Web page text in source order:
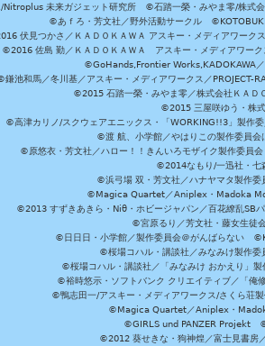
未来ガジェット研究所 ©石踏一榮・みやま零/株式
©あｆろ・芳文社／野外活動サークル
伏見つかさ／ＫＡＤＯＫＡＷＡ アスキー・メディアワー
©2016 佐島 勤／ＫＡＤＯＫＡＷＡ アスキー・メディアワ
©GoHands,Frontier Works,KADOKAWA
鎌池和馬／冬川基／アスキー・メディアワークス／
©2015 石踏一榮・みやま零／株式会社ＫＡＤ
©2015 三屋咲ゆう・株
©高津カリノ/スクウェアエニックス・「WORKING!!3」製作
©渡 航、小学館／やはりこの製作委員
©原悠衣・芳文社／ハロー！！きんいろモザイク製作委員
©2014なもり/一迅社・
©浜弓場 双・芳文社／ハナヤマタ製作
©Magica Quartet／Aniplex・Madoka
©2013 すずきあきら・Niθ・ホビージャパン／百花繚乱
©宮原るり／芳文社・藤女生徒
©日日日・小学館／製作委員会＠がんばらない
©桜場コハル・講談社／みなみけ製作
©桜場コハル・講談社／「みなみけ おかえり」
©裕時悠示・ソフトバンク クリエイティブ／「
©鴨志田一/アスキー・メディアワークス/さく
©Magica Quartet／Aniplex・
©GIRLS und PANZER Projekt ©
©2012 葵せきな・狗神煌／富士見書